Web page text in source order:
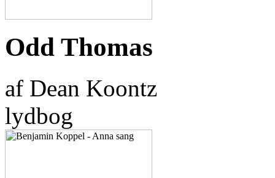
Odd Thomas
af Dean Koontz
lydbog